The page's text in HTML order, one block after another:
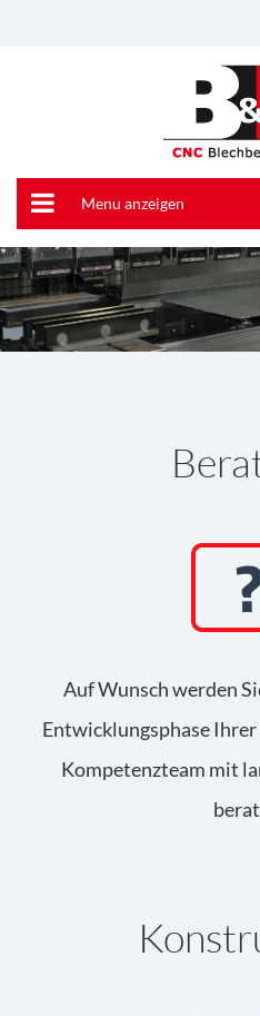
Menu anzeigen
Auf Wunsch werden
Entwicklungsphase
Kompetenzteam mit